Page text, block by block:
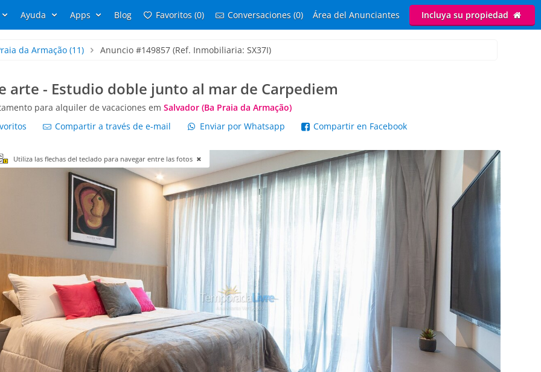
Ayuda Apps Blog Favoritos (0) Conversaciones (0) Área del Anunciantes Incluya su propiedad
da Armação(11) Anuncio #149857 (Ref. Inmobiliaria: SX37I)
arte - Estudio doble junto al mar de Carpediem
para alquiler de vacaciones em Salvador (Ba Praia da Armação)
Compartir a través de e-mail Enviar por Whatsapp Compartir en Facebook
Utiliza las flechas del teclado para navegar entre las fotos